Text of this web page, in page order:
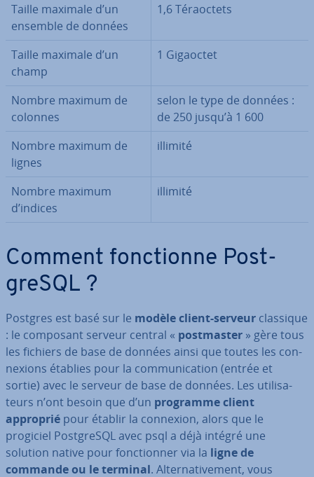
Taille maximale d’un
ensemble de données
1,6 Té­raoc­tets
Taille maximale d’un
champ
1 Gigaoctet
Nombre maximum de
colonnes
selon le type de données :
de 250 jusqu’à 1 600
Nombre maximum de
lignes
illimité
Nombre maximum
d’indices
illimité
Comment fonc­tionne Post­
greSQL ?
Postgres est basé sur le modèle client-serveur classique
: le composant serveur central « post­mas­ter » gère tous
les fichiers de base de données ainsi que toutes les con­
nexions établies pour la com­mu­ni­ca­tion (entrée et
sortie) avec le serveur de base de données. Les uti­li­sa­
teurs n’ont besoin que d’un programme client
approprié pour établir la connexion, alors que le
progiciel Post­greSQL avec psql a déjà intégré une
solution native pour fonc­tion­ner via la ligne de
commande ou le terminal. Al­ter­na­ti­ve­ment, vous